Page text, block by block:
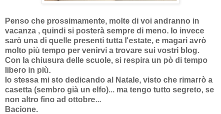
Penso che prossimamente, molte di voi andranno in
vacanza , quindi si posterà sempre di meno. Io invece
sarò una di quelle presenti tutta l'estate, e magari avrò
molto più tempo per venirvi a trovare sui vostri blog.
Con la chiusura delle scuole, si respira un pò di tempo
libero in più.
Io stessa mi sto dedicando al Natale, visto che rimarrò a
casetta (sembro già un elfo)... ma tengo tutto segreto, se
non altro fino ad ottobre...
Bacione.